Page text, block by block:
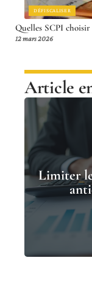
DÉFISCALISER
Quelles SCPI choisir
12 mars 2026
Article
Limiter